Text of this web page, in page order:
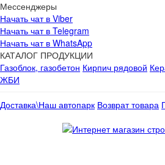
Мессенджеры
Начать чат в Viber
Начать чат в Telegram
Начать чат в WhatsApp
КАТАЛОГ ПРОДУКЦИИ
Газоблок, газобетон Кирпич рядовой
ЖБИ
Доставка\Наш автопарк Возврат товара